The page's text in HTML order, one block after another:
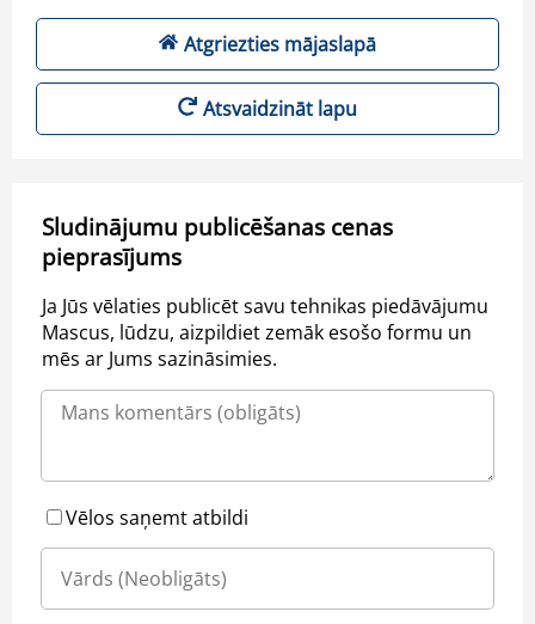
Atgriezties mājaslapā
Atsvaidzināt lapu
Sludinājumu publicēšanas cenas
pieprasījums
Ja Jūs vēlaties publicēt savu tehnikas piedāvājumu
Mascus, lūdzu, aizpildiet zemāk esošo formu un
mēs ar Jums sazināsimies.
Vēlos saņemt atbildi